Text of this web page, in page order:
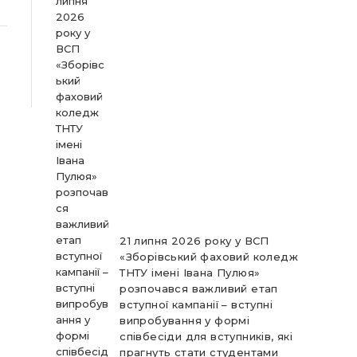
21 липня 2026 року у ВСП
«Зборівський фаховий коледж
ТНТУ імені Івана Пулюя»
розпочався важливий етап
вступної кампанії – вступні
випробування у формі
співбесіди для вступників, які
прагнуть стати студентами